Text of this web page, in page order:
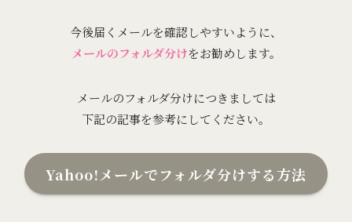
今後届くメールを確認しやすいように、
メールのフォルダ分けをお勧めします。
メールのフォルダ分けにつきましては
下記の記事を参考にしてください。
Yahoo!メールでフォルダ分けする方法